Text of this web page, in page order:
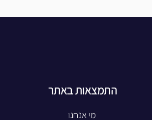
התמצאות באתר